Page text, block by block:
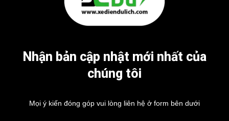
Nhận bản cập nhật mới nhất của
chúng tôi
Mọi ý kiến đóng góp vui lòng liên hệ ở form bên dưới